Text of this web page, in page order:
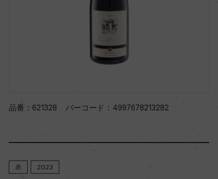
品番： 621328 バーコード： 4997678213282
赤 2023